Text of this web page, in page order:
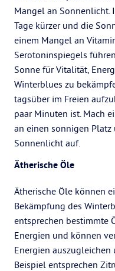
Mangel an Sonnenlicht.
Tage kürzer und die
einem Mangel an
Serotoninspiegels
Sonne für Vitalität,
Winterblues zu
tagsüber im Freien
paar Minuten ist. Mach
an einen sonnigen
Sonnenlicht auf.
Ätherische Öle
Ätherische Öle können
Bekämpfung des
entsprechen bestimmte
Energien und können
Energien auszugleichen
Beispiel entsprechen